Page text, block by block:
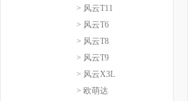
> 风云T11
> 风云T6
> 风云T8
> 风云T9
> 风云X3L
> 欧萌达